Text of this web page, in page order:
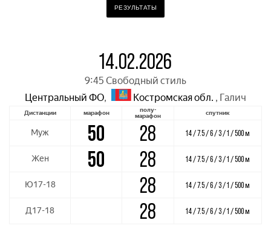
РЕЗУЛЬТАТЫ
14.02.2026
9:45 Свободный стиль
Центральный ФО, Костромская обл. , Галич
Дистанции марафон полу-
марафон спутник
Муж 50 28 14 / 7.5 / 6 / 3 / 1 / 500 м
Жен 50 28 14 / 7.5 / 6 / 3 / 1 / 500 м
Ю17-18 28 14 / 7.5 / 6 / 3 / 1 / 500 м
Д17-18 28 14 / 7.5 / 6 / 3 / 1 / 500 м